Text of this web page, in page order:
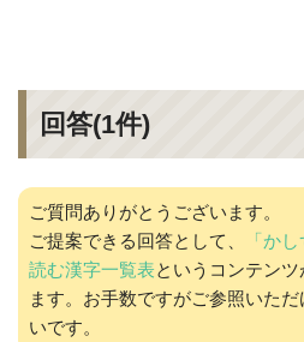
回答(1件)
ご質問ありがとうございます。
ご提案できる回答として、
「か
読む漢字一覧表というコンテンツ
ます。お手数ですがご参照いた
いです。